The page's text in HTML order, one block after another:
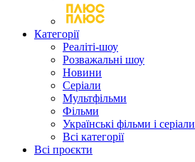
Категорії
Реаліті-шоу
Розважальні шоу
Новини
Серіали
Мультфільми
Фільми
Українські фільми і серіали
Всі категорії
Всі проєкти